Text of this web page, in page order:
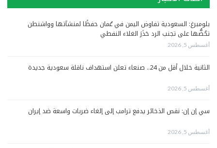
بلومبرغ: السعودية تفاوض اليمن في عُمان حفظًا لمنشآتها وواشنطن
تحُضُّها على تجنب الرد حَذَرَ الغلاء النفطي
أغسطس 5, 2026
الثانية خلال أقل من 24.. صنعاء تعلن استهداف ناقلة سعودية جديدة
أغسطس 5, 2026
سي إن إن: نقص الذخائر يدفع ترامب إلى إلغاء ضربات واسعة ضد إيران
أغسطس 5, 2026